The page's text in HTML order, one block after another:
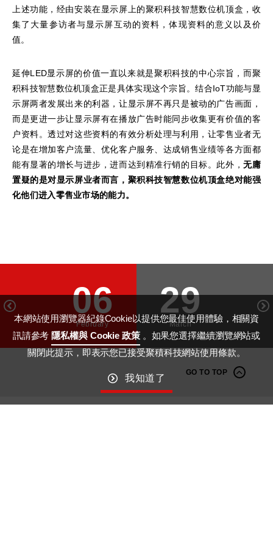
上述功能，经由安装在显示屏上的聚积科技智慧数位机顶盒，收
集了大量参访者与显示屏互动的资料，体现资料的意义以及价
值。
延伸LED显示屏的价值一直以来就是聚积科技的中心宗旨，而聚
积科技智慧数位机顶盒正是具体实现这个宗旨。结合IoT功能与显
示屏两者发展出来的利器，让显示屏不再只是被动的广告画面，
而是更进一步让显示屏有在播放广告时能同步收集更有价值的客
户资料。透过对这些资料的有效分析处理与利用，让零售业者无
论是在增加客户流量、优化客户服务、达成销售业绩等各方面都
能有显著的增长与进步，进而达到精准行销的目标。此外，无庸
置疑的是对显示屏业者而言，聚积科技智慧数位机顶盒绝对能强
化他们进入零售业市场的能力。
06
February
29
March
GO TO TOP
本網站使用瀏覽器紀錄Cookie以提供您最佳使用體驗，相關資
訊請參考 隱私權與 Cookie 政策 。如果您選擇繼續瀏覽網站或
關閉此提示，即表示您已接受聚積科技網站使用條款。
我知道了